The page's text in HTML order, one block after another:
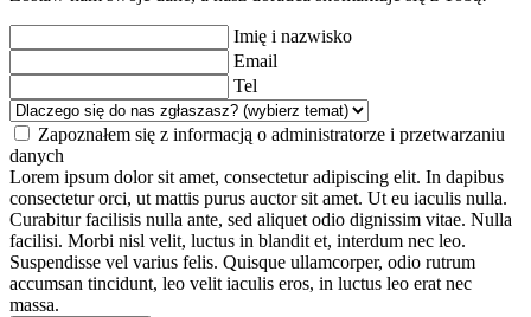
Imię i nazwisko
Email
Tel
Zapoznałem się z informacją o administratorze i przetwarzaniu
danych
Lorem ipsum dolor sit amet, consectetur adipiscing elit. In dapibus
consectetur orci, ut mattis purus auctor sit amet. Ut eu iaculis nulla.
Curabitur facilisis nulla ante, sed aliquet odio dignissim vitae. Nulla
facilisi. Morbi nisl velit, luctus in blandit et, interdum nec leo.
Suspendisse vel varius felis. Quisque ullamcorper, odio rutrum
accumsan tincidunt, leo velit iaculis eros, in luctus leo erat nec
massa.